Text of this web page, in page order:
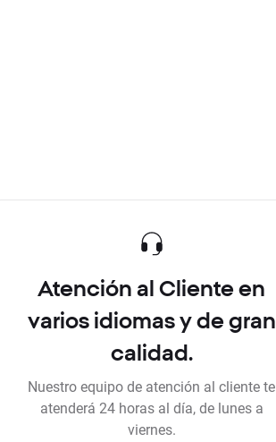
Atención al Cliente en
varios idiomas y de gran
calidad.
Nuestro equipo de atención al cliente te
atenderá 24 horas al día, de lunes a
viernes.